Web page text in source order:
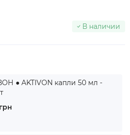
В наличии
● AKTIVON капли 50 мл -